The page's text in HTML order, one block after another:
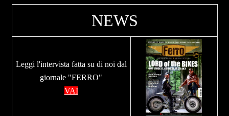
NEWS
Leggi l'intervista fatta su di noi dal
giornale "FERRO"
VAI